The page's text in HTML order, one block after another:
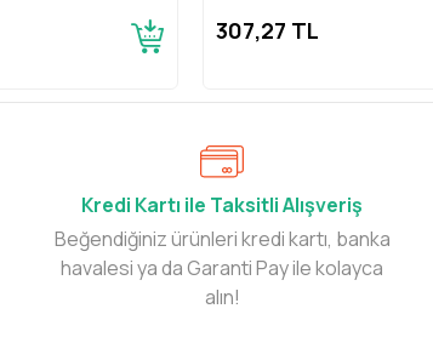
307,27 TL
Kredi Kartı ile Taksitli Alışveriş
Beğendiğiniz ürünleri kredi kartı, banka
havalesi ya da Garanti Pay ile kolayca
alın!